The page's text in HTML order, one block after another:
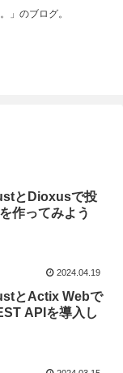
」のブログ。
とDioxusで投
作ってみよう
2024.04.19
とActix Webで
APIを導入し